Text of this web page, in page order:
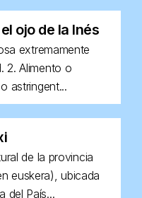
ojo de la Inés
extremamente
2. Alimento o
astringent...
de la provincia
euskera), ubicada
del País...